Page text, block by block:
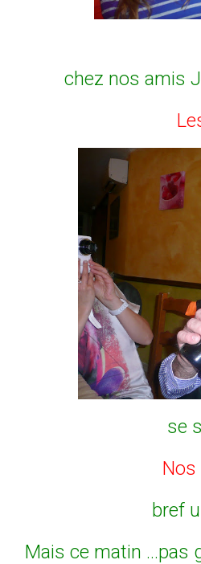
chez nos amis
se
Nos
bref
Mais ce matin ...pas